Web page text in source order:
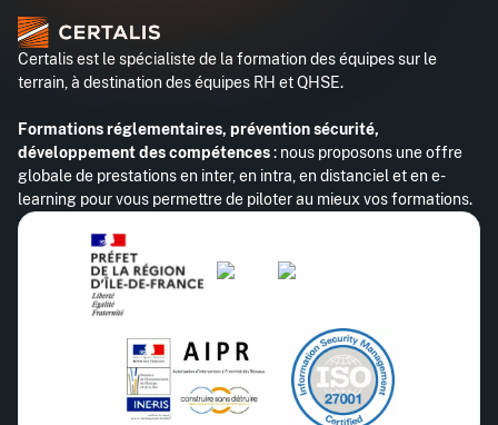
Certalis est le spécialiste de la formation des équipes sur le
terrain, à destination des équipes RH et QHSE.
Formations réglementaires, prévention sécurité,
développement des compétences: nous proposons une offre
globale de prestations en inter, en intra, en distanciel et en e-
learning pour vous permettre de piloter au mieux vos formations.